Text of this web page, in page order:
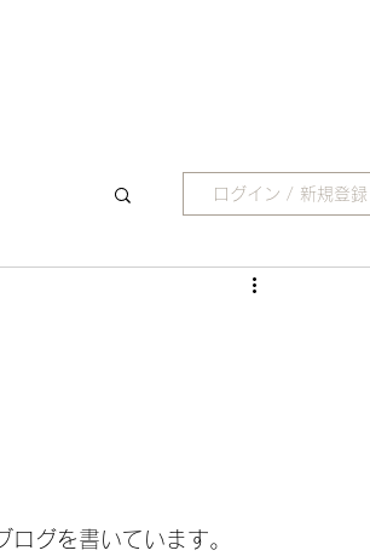
ログイン / 新規登録
グを書いています。